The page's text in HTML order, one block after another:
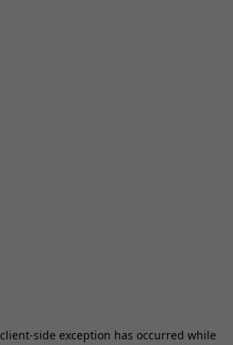
client-side exception has occurred while